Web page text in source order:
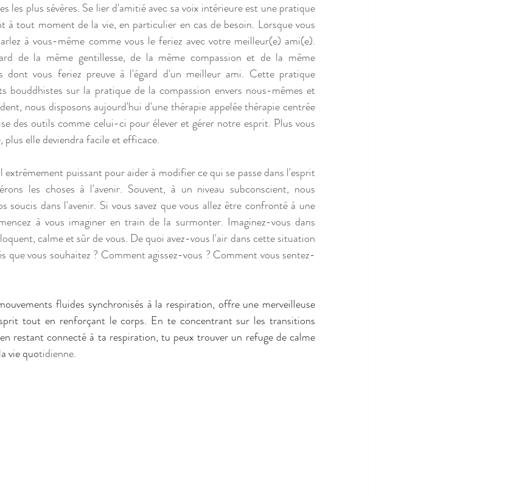
à tout moment de la vie, en particulier en cas de besoin. Lorsque vous
à vous-même comme vous le feriez avec votre meilleur(e) ami(e).
de la même gentillesse, de la même compassion et de la même
dont vous feriez preuve à l'égard d'un meilleur ami. Cette pratique
bouddhistes sur la pratique de la compassion envers nous-mêmes et
nous disposons aujourd'hui d'une thérapie appelée thérapie centrée
des outils comme celui-ci pour élever et gérer notre esprit. Plus vous
elle deviendra facile et efficace.
extrêmement puissant pour aider à modifier ce qui se passe dans l'esprit
les choses à l'avenir. Souvent, à un niveau subconscient, nous
soucis dans l'avenir. Si vous savez que vous allez être confronté à une
à vous imaginer en train de la surmonter. Imaginez-vous dans
calme et sûr de vous. De quoi avez-vous l'air dans cette situation
que vous souhaitez ? Comment agissez-vous ? Comment vous sentez-
fluides synchronisés à la respiration, offre une merveilleuse
tout en renforçant le corps. En te concentrant sur les transitions
restant connecté à ta respiration, tu peux trouver un refuge de calme
vie quotidienne.